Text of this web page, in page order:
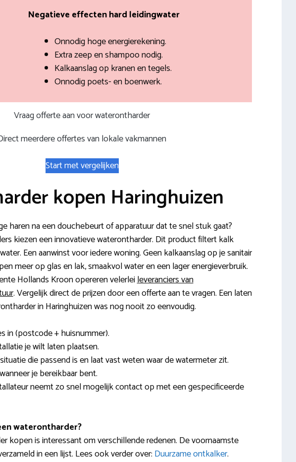
Negatieve effecten hard leidingwater
Onnodig hoge energierekening.
Extra zeep en shampoo nodig.
Kalkaanslag op kranen en tegels.
Onnodig poets- en boenwerk.
Vraag offerte aan voor waterontharder
meerdere offertes van lokale vakmannen
Start met vergelijken
kopen Haringhuizen
haren na een douchebeurt of apparatuur dat te snel stuk gaat?
kiezen een innovatieve waterontharder. Dit product filtert kalk
Een aanwinst voor iedere woning. Geen kalkaanslag op je sanitair
meer op glas en lak, smaakvol water en een lager energieverbruik.
Hollands Kroon opereren velerleileveranciers van
. Vergelijk direct de prijzen door een offerte aan te vragen. Een laten
in Haringhuizen was nog nooit zo eenvoudig.
in (postcode + huisnummer).
je wilt laten plaatsen.
die passend is en laat vast weten waar de watermeter zit.
je bereikbaar bent.
neemt zo snel mogelijk contact op met een gespecificeerde
waterontharder?
kopen is interessant om verschillende redenen. De voornaamste
in een lijst. Lees ook verder over: Duurzame ontkalker.